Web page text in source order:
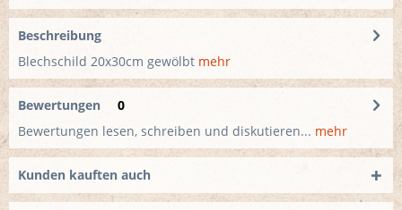
Beschreibung
Blechschild 20x30cm gewölbt mehr
Bewertungen
0
Bewertungen lesen, schreiben und diskutieren... mehr
Kunden kauften auch